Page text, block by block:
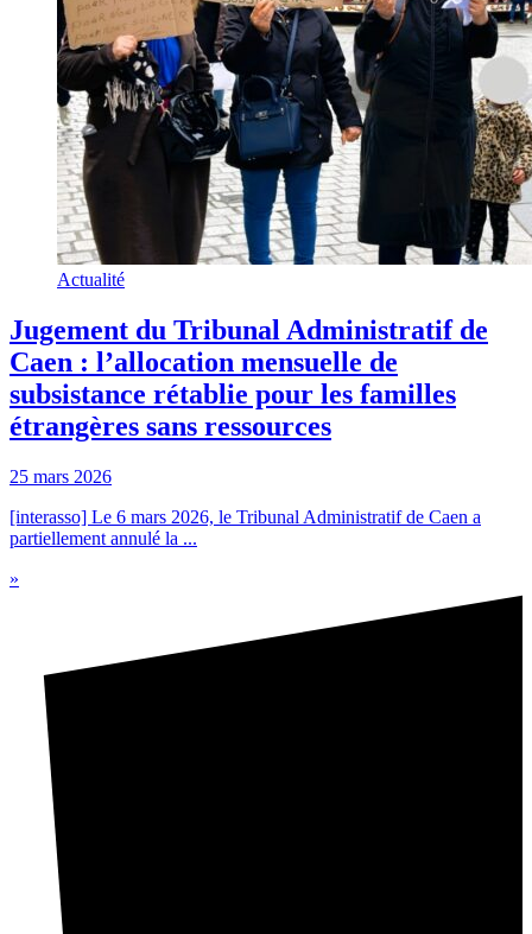
Actualité
Jugement du Tribunal Administratif de
Caen : l’allocation mensuelle de
subsistance rétablie pour les familles
étrangères sans ressources
25 mars 2026
[interasso] Le 6 mars 2026, le Tribunal Administratif de Caen a
partiellement annulé la ...
»